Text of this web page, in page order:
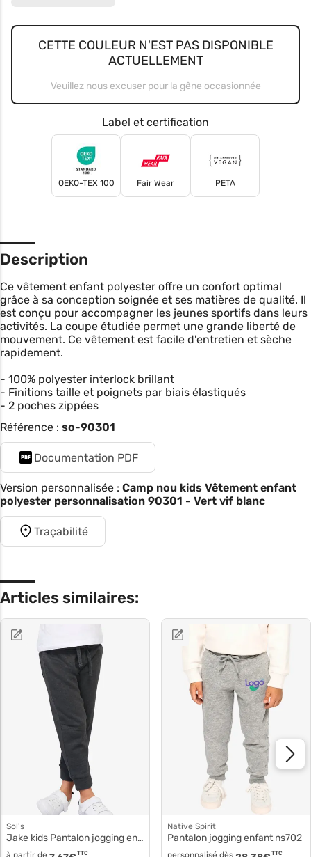
CETTE COULEUR N'EST PAS DISPONIBLE
ACTUELLEMENT
Veuillez nous excuser pour la gêne occasionnée
Label et certification
OEKO-TEX 100 Fair Wear PETA
Description
Ce vêtement enfant polyester offre un confort optimal
grâce à sa conception soignée et ses matières de qualité. Il
est conçu pour accompagner les jeunes sportifs dans leurs
activités. La coupe étudiée permet une grande liberté de
mouvement. Ce vêtement est facile d'entretien et sèche
rapidement.
- 100% polyester interlock brillant
- Finitions taille et poignets par biais élastiqués
- 2 poches zippées
Référence : so-90301
Documentation PDF
Version personnalisée : Camp nou kids Vêtement enfant
polyester personnalisation 90301 - Vert vif blanc
Traçabilité
Articles similaires:
Sol's
Jake kids Pantalon jogging enfant 02121
TTC
Native Spirit
Pantalon jogging enfant ns702
TTC